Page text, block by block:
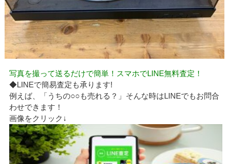
写真を撮って送るだけで簡単！スマホでLINE無料査定！
◆LINEで簡易査定も承ります!
例えば、「うちの○○も売れる？」そんな時はLINEでもお問合
わせできます！
画像をクリック↓